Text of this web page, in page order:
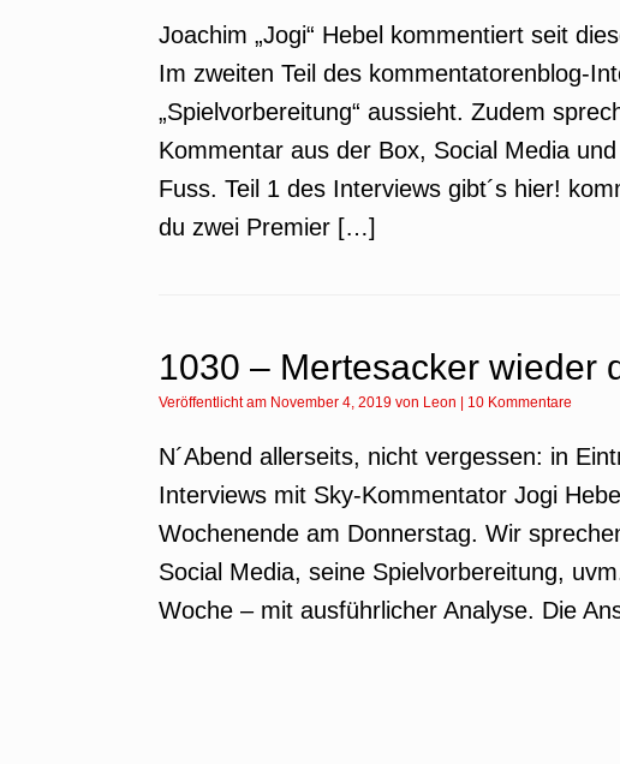
Joachim „Jogi“ Hebel kommentiert seit
Im zweiten Teil des kommentatorenblog-
„Spielvorbereitung“ aussieht. Zudem
Kommentar aus der Box, Social Media
Fuss. Teil 1 des Interviews gibt´s hier!
du zwei Premier […]
1030 – Mertesacker wieder
Veröffentlicht am November 4, 2019 von Leon 10 Kommentare
N´Abend allerseits, nicht vergessen: in
Interviews mit Sky-Kommentator Jogi
Wochenende am Donnerstag. Wir
Social Media, seine Spielvorbereitung,
Woche – mit ausführlicher Analyse. Die